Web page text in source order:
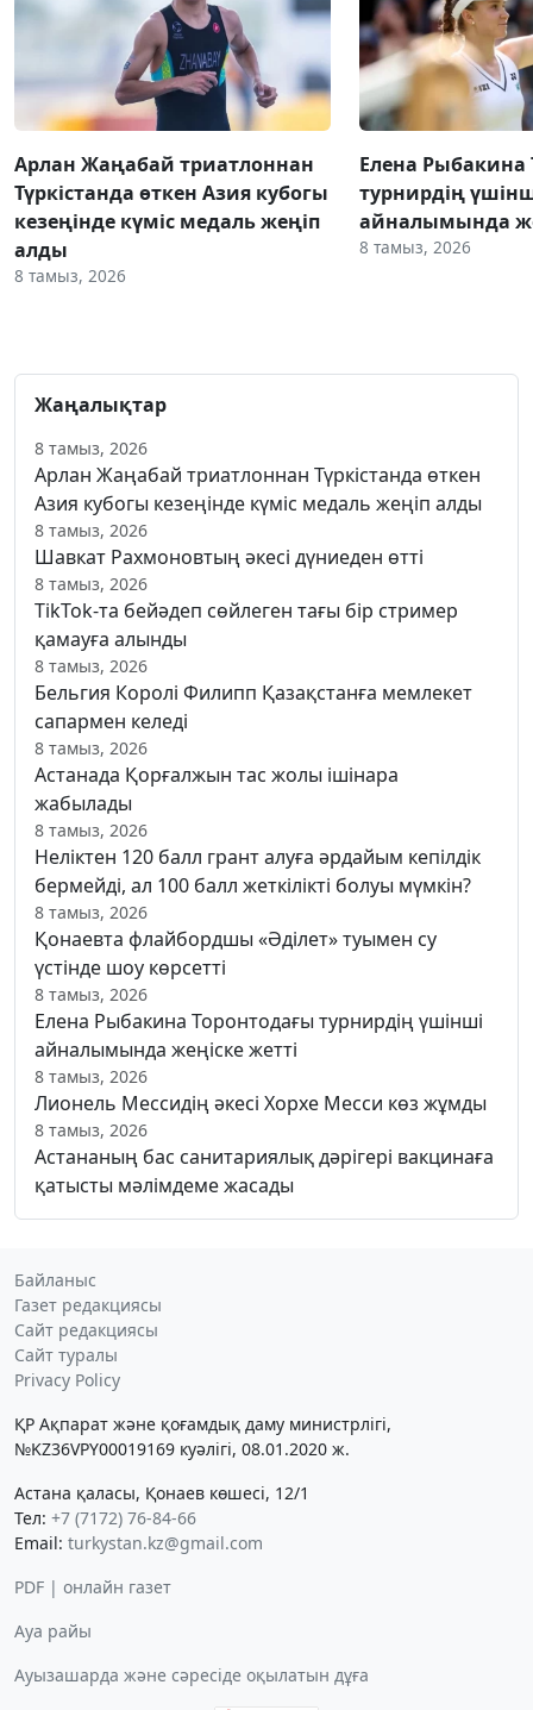
Арлан Жаңабай триатлоннан
Түркістанда өткен Азия кубогы
кезеңінде күміс медаль жеңіп
алды
8 тамыз, 2026
Елена Рыбакина
турнирдің
айналымында
8 тамыз, 2026
Жаңалықтар
8 тамыз, 2026
Арлан Жаңабай триатлоннан Түркістанда өткен
Азия кубогы кезеңінде күміс медаль жеңіп алды
8 тамыз, 2026
Шавкат Рахмоновтың әкесі дүниеден өтті
8 тамыз, 2026
TikTok-та бейәдеп сөйлеген тағы бір стример
қамауға алынды
8 тамыз, 2026
Бельгия Королі Филипп Қазақстанға мемлекет
сапармен келеді
8 тамыз, 2026
Астанада Қорғалжын тас жолы ішінара
жабылады
8 тамыз, 2026
Неліктен 120 балл грант алуға әрдайым кепілдік
бермейді, ал 100 балл жеткілікті болуы мүмкін?
8 тамыз, 2026
Қонаевта флайбордшы «Әділет» туымен су
үстінде шоу көрсетті
8 тамыз, 2026
Елена Рыбакина Торонтодағы турнирдің үшінші
айналымында жеңіске жетті
8 тамыз, 2026
Лионель Мессидің әкесі Хорхе Месси көз жұмды
8 тамыз, 2026
Астананың бас санитариялық дәрігері вакцинаға
қатысты мәлімдеме жасады
Байланыс
Газет редакциясы
Сайт редакциясы
Сайт туралы
Privacy Policy
ҚР Ақпарат және қоғамдық даму министрлігі,
№KZ36VPY00019169 куәлігі, 08.01.2020 ж.
Астана қаласы, Қонаев көшесі, 12/1
Тел: +7 (7172) 76-84-66
Email: turkystan.kz@gmail.com
PDF | онлайн газет
Ауа райы
Ауызашарда және сәресіде оқылатын дұға